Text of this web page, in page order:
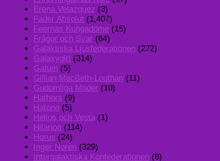
Erena Velazquez (3)
Fader Absolut (1,407)
Feernas Kungadöme (15)
Frågor och Svar (64)
Galaktiska Ljusfederationen (272)
Galaxygirl (314)
Gatum (5)
Gillian MacBeth-Louthan (11)
Gudomliga Moder (10)
Hathors (9)
Hatonn (5)
Helios och Vesta (1)
Hilarion (114)
Horus (24)
Inger Noren (329)
Intergalaktiska Konfederationen (8)